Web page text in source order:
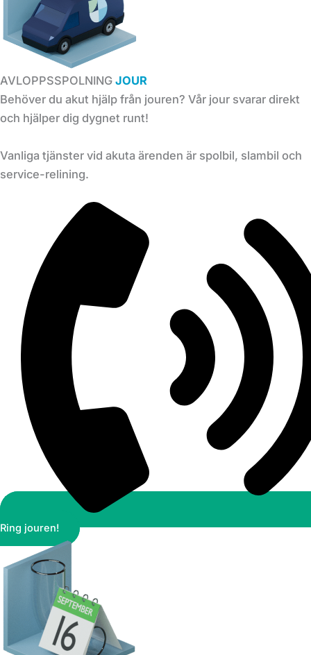
AVLOPPSSPOLNING JOUR
Behöver du akut hjälp från jouren? Vår jour svarar direkt
och hjälper dig dygnet runt!
Vanliga tjänster vid akuta ärenden är spolbil, slambil och
service-relining.
Ring jouren!